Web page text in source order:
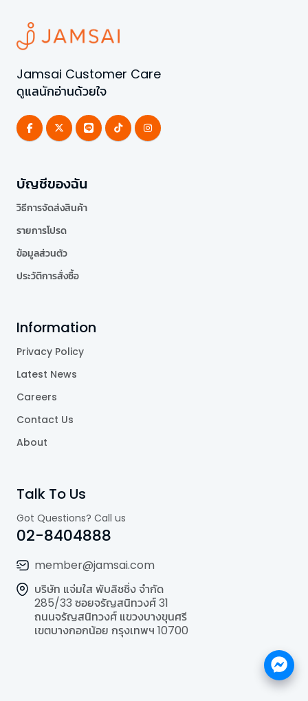
Jamsai Customer Care
ดูแลนักอ่านด้วยใจ
บัญชีของฉัน
วิธีการจัดส่งสินค้า
รายการโปรด
ข้อมูลส่วนตัว
ประวัติการสั่งซื้อ
Information
Privacy Policy
Latest News
Careers
Contact Us
About
Talk To Us
Got Questions? Call us
02-8404888
member@jamsai.com
บริษัท แจ่มใส พับลิชชิ่ง จำกัด
285/33 ซอยจรัญสนิทวงศ์ 31
ถนนจรัญสนิทวงศ์ แขวงบางขุนศรี
เขตบางกอกน้อย กรุงเทพฯ 10700